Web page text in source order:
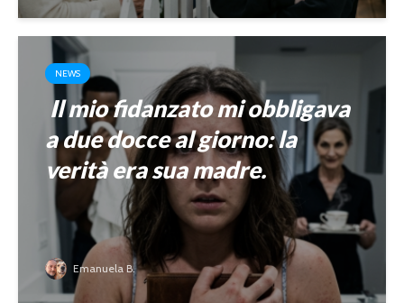
NEWS
Il mio fidanzato mi obbligava
a due docce al giorno: la
verità era sua madre.
Emanuela B.